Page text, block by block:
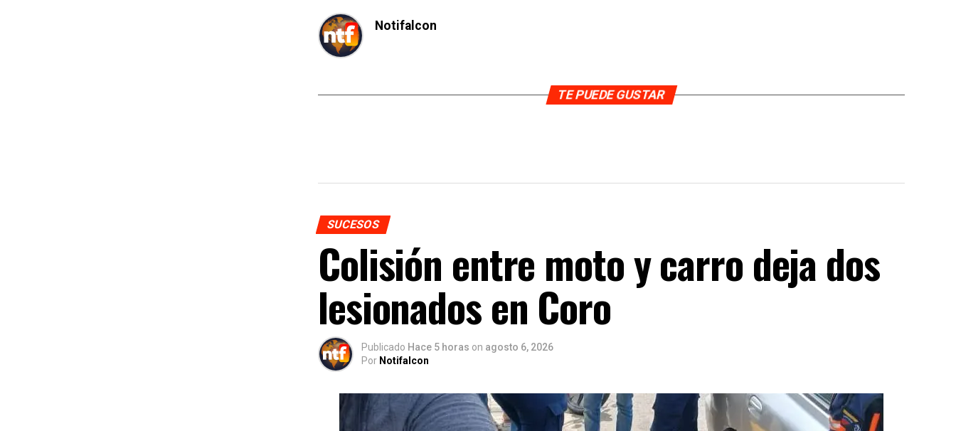
Notifalcon
TE PUEDE GUSTAR
SUCESOS
Colisión entre moto y carro deja dos
lesionados en Coro
Publicado Hace 5 horas on agosto 6, 2026
Por Notifalcon